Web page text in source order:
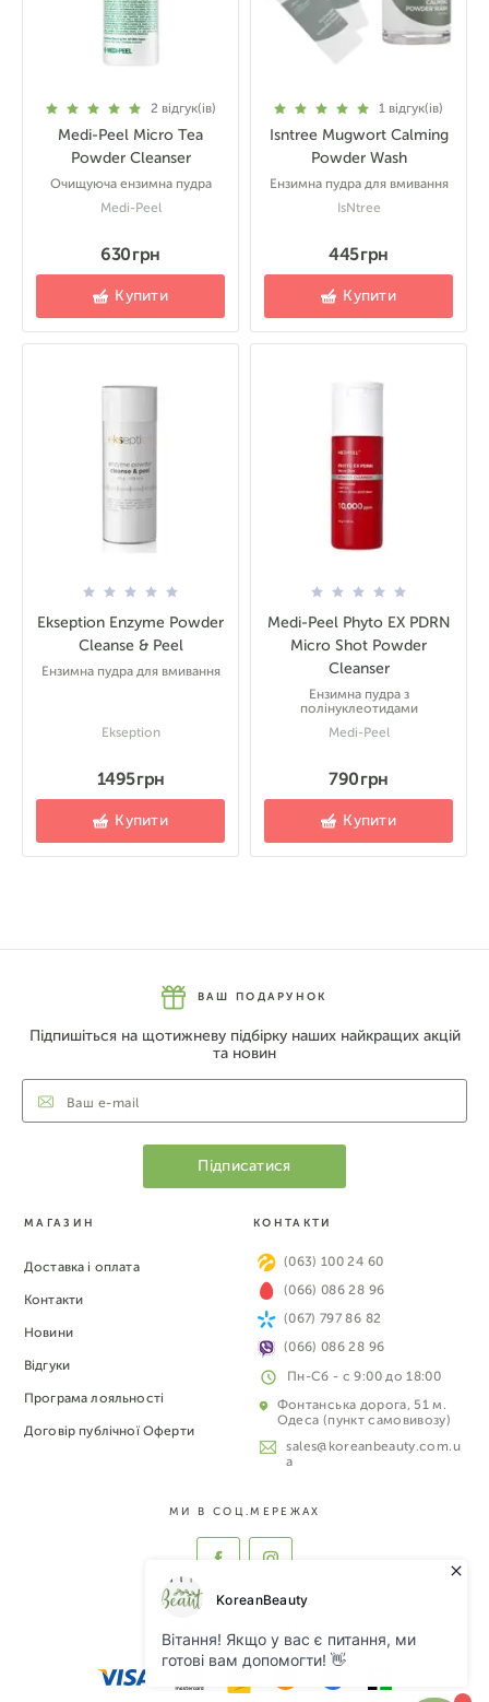
2 відгук(ів)
Medi-Peel Micro Tea
Powder Cleanser
Очищуюча ензимна пудра
Medi-Peel
630 грн
Купити
1 відгук(ів)
Isntree Mugwort Calming
Powder Wash
Ензимна пудра для вмивання
IsNtree
445 грн
Купити
Ekseption Enzyme Powder
Cleanse & Peel
Ензимна пудра для вмивання
Ekseption
1495 грн
Купити
Medi-Peel Phyto EX PDRN
Micro Shot Powder
Cleanser
Ензимна пудра з
полінуклеотидами
Medi-Peel
790 грн
Купити
ВАШ ПОДАРУНОК
Підпишіться на щотижневу підбірку наших найкращих акцій
та новин
МАГАЗИН
Доставка і оплата
Контакти
Новини
Відгуки
Програма лояльності
Договір публічної Оферти
КОНТАКТИ
(063) 100 24 60
(066) 086 28 96
(067) 797 86 82
(066) 086 28 96
Пн-Сб - с 9:00 до 18:00
Фонтанська дорога, 51 м.
Одеса (пункт самовивозу)
sales@koreanbeauty.com.u
a
МИ В СОЦ.МЕРЕЖАХ
ПРИЙМАЄМО ДО ОПЛАТИ: